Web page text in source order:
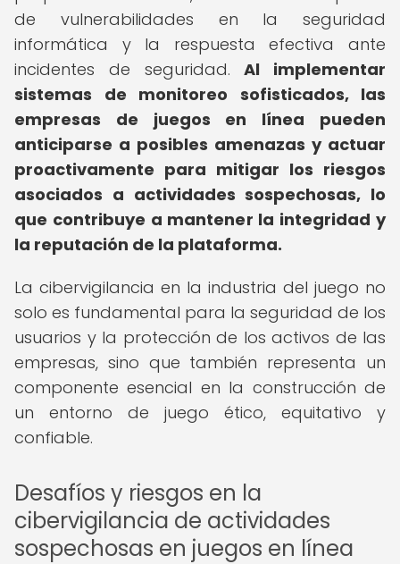
de vulnerabilidades en la seguridad
informática y la respuesta efectiva ante
incidentes de seguridad.Al implementar
sistemas de monitoreo sofisticados, las
empresas de juegos en línea pueden
anticiparse a posibles amenazas y actuar
proactivamente para mitigar los riesgos
asociados a actividades sospechosas, lo
que contribuye a mantener la integridad y
la reputación de la plataforma.
La cibervigilancia en la industria del juego no
solo es fundamental para la seguridad de los
usuarios y la protección de los activos de las
empresas, sino que también representa un
componente esencial en la construcción de
un entorno de juego ético, equitativo y
confiable.
Desafíos y riesgos en la
cibervigilancia de actividades
sospechosas en juegos en línea